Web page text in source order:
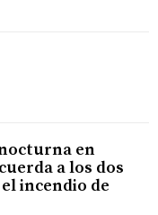
en
a los dos
incendio de